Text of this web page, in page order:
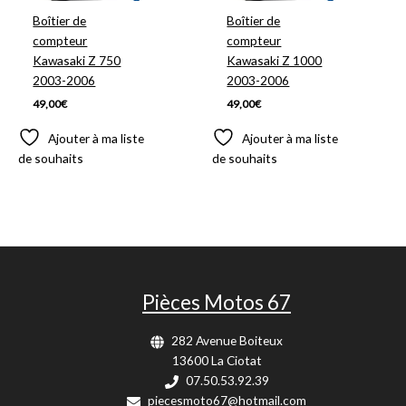
Boîtier de
compteur
Kawasaki Z 750
2003-2006
49,00€
Ajouter à ma liste
de souhaits
Boîtier de
compteur
Kawasaki Z 1000
2003-2006
49,00€
Ajouter à ma liste
de souhaits
Pièces Motos 67
282 Avenue Boiteux
13600 La Ciotat
07.50.53.92.39
piecesmoto67@hotmail.com